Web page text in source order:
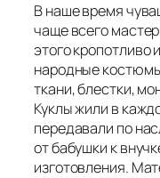
В наше время
чаще всего
этого
народные
ткани, блестки,
Куклы жили в
передавали по
от бабушки к
изготовления.